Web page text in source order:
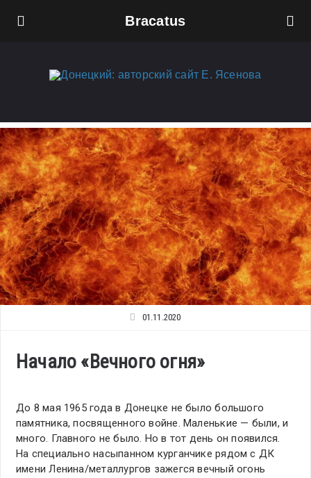
Bracatus
01.11.2020
Начало «Вечного огня»
До 8 мая 1965 года в Донецке не было большого
памятника, посвященного войне. Маленькие — были, и
много. Главного не было. Но в тот день он появился.
На специально насыпанном курганчике рядом с ДК
имени Ленина/металлургов зажегся вечный огонь